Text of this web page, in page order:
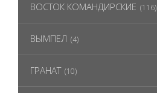
ВОСТОК КОМАНДИРСКИЕ (116)
ВЫМПЕЛ (4)
ГРАНАТ (10)